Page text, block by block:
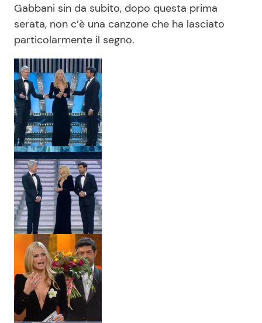
Gabbani sin da subito, dopo questa prima
serata, non c’è una canzone che ha lasciato
particolarmente il segno.